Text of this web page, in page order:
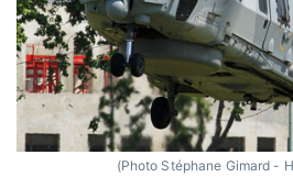
(Photo Stéphane Gimard -